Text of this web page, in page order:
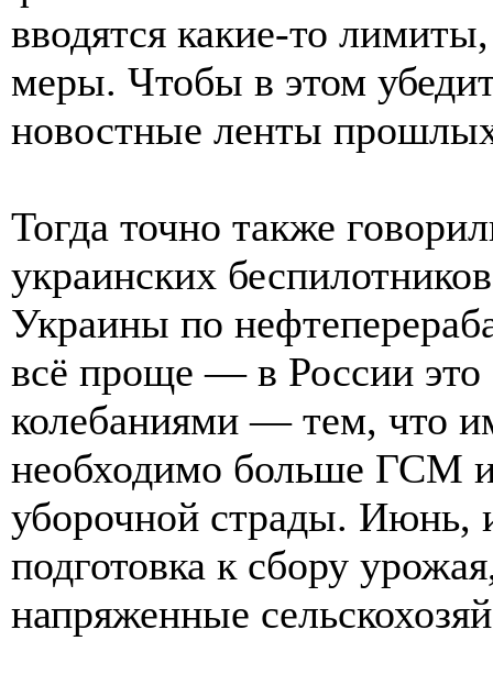
вводятся какие-то
меры. Чтобы в этом
новостные ленты
Тогда точно также
украинских
Украины по
всё проще — в России это
колебаниями — тем, что
необходимо больше ГСМ и
уборочной страды. Июнь,
подготовка к сбору
напряженные